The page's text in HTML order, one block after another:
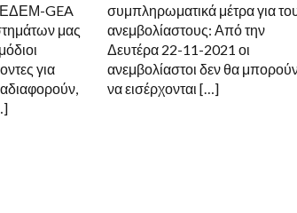
GEA
μας
για
συμπληρωματικά μέτρα για
ανεμβολίαστους: Από την
Δευτέρα 22-11-2021 οι
ανεμβολίαστοι δεν θα
να εισέρχονται […]